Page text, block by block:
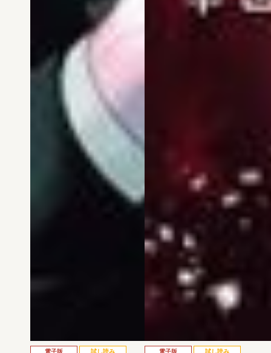
電子版 試し読み 電子版 試し読み